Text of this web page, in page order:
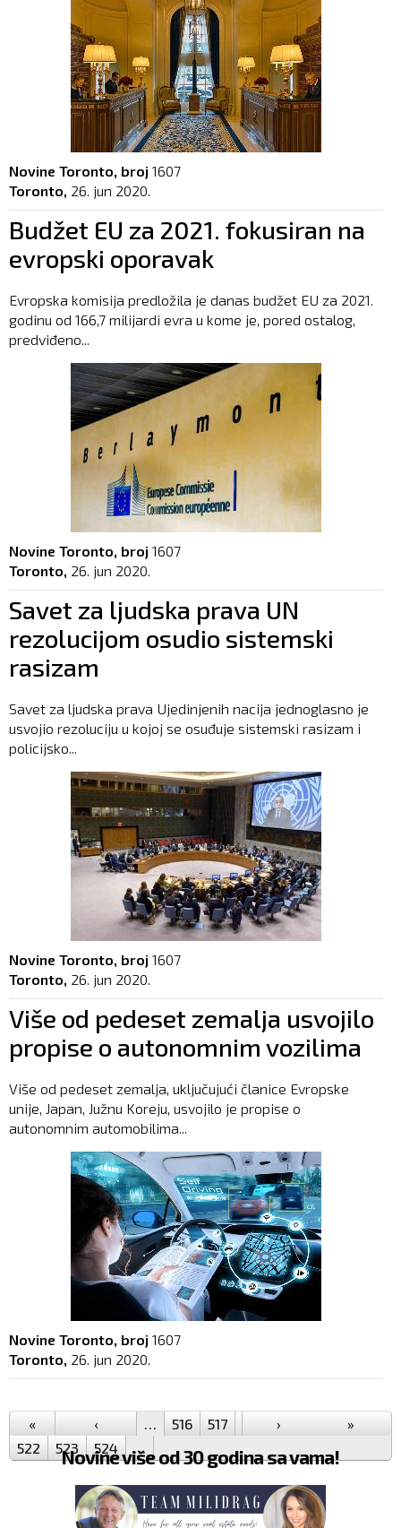
Novine Toronto, broj 1607
Toronto, 26. jun 2020.
Budžet EU za 2021. fokusiran na
evropski oporavak
Evropska komisija predložila je danas budžet EU za 2021.
godinu od 166,7 milijardi evra u kome je, pored ostalog,
predviđeno...
Novine Toronto, broj 1607
Toronto, 26. jun 2020.
Savet za ljudska prava UN
rezolucijom osudio sistemski
rasizam
Savet za ljudska prava Ujedinjenih nacija jednoglasno je
usvojio rezoluciju u kojoj se osuđuje sistemski rasizam i
policijsko...
Novine Toronto, broj 1607
Toronto, 26. jun 2020.
Više od pedeset zemalja usvojilo
propise o autonomnim vozilima
Više od pedeset zemalja, uključujući članice Evropske
unije, Japan, Južnu Koreju, usvojilo je propise o
autonomnim automobilima...
Novine Toronto, broj 1607
Toronto, 26. jun 2020.
Pages
« ‹ 516 517 519
522
523 524 …
› »
Novine više od 30 godina sa vama!